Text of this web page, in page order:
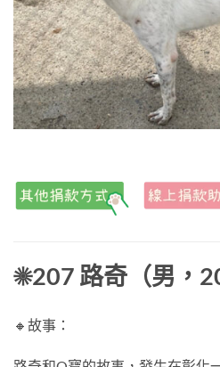
☀207 路奇（男，
🔸故事：